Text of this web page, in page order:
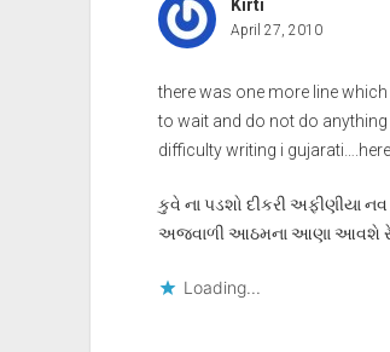
Kirti
April 27, 2010
there was one more line
to wait and do not do
difficulty writing i
કુવે ના પડશો દીકરી અફીણીયા નવ
અજવાળી આઠમના આણા આવશે રે
Loading...